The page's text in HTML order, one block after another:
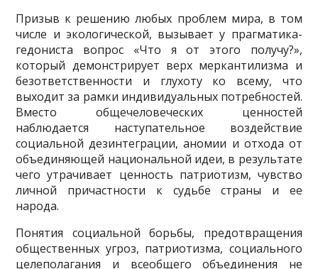
Призыв к решению любых проблем мира, в том
числе и экологической, вызывает у прагматика-
гедониста вопрос «Что я от этого получу?»,
который демонстрирует верх меркантилизма и
безответственности и глухоту ко всему, что
выходит за рамки индивидуальных потребностей.
Вместо общечеловеческих ценностей
наблюдается наступательное воздействие
социальной дезинтеграции, аномии и отхода от
объединяющей национальной идеи, в результате
чего утрачивает ценность патриотизм, чувство
личной причастности к судьбе страны и ее
народа.
Понятия социальной борьбы, предотвращения
общественных угроз, патриотизма, социального
целеполагания и всеобщего объединения не